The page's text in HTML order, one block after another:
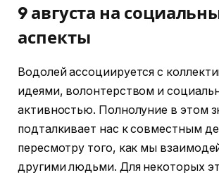
9 августа на
аспекты
Водолей ассоциируется с
идеями, волонтерством и
активностью. Полнолуние в этом
подталкивает нас к совместным
пересмотру того, как мы
другими людьми. Для некоторых